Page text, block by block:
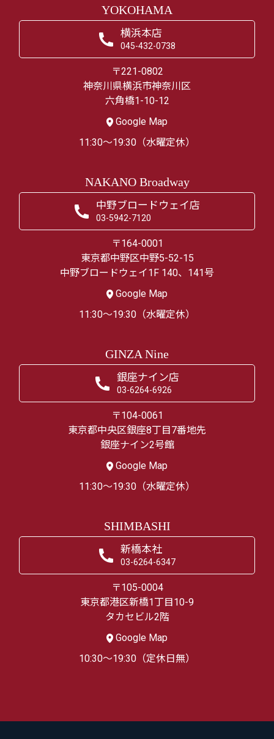
YOKOHAMA
横浜本店
045-432-0738
〒221-0802
神奈川県横浜市神奈川区
六角橋1-10-12
Google Map
11:30～19:30（水曜定休）
NAKANO Broadway
中野ブロードウェイ店
03-5942-7120
〒164-0001
東京都中野区中野5-52-15
中野ブロードウェイ1F 140、141号
Google Map
11:30～19:30（水曜定休）
GINZA Nine
銀座ナイン店
03-6264-6926
〒104-0061
東京都中央区銀座8丁目7番地先
銀座ナイン2号館
Google Map
11:30～19:30（水曜定休）
SHIMBASHI
新橋本社
03-6264-6347
〒105-0004
東京都港区新橋1丁目10-9
タカセビル2階
Google Map
10:30～19:30（定休日無）